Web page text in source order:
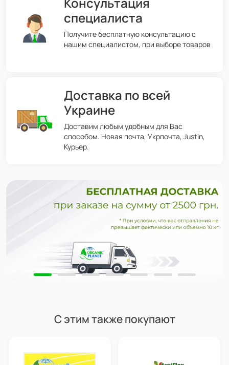
специалиста
Получите бесплатную консультацию с
нашим специалистом, при выборе товаров
Доставка по всей
Украине
Доставим любым удобным для Вас
способом. Новая почта, Укрпочта, Justin,
Курьер.
С этим также покупают